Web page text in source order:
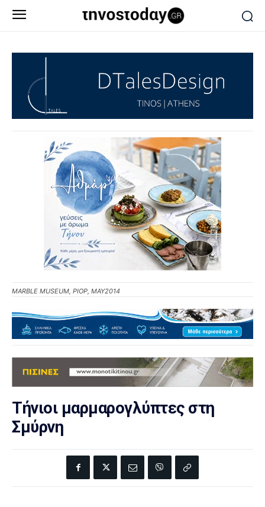
MARBLE MUSEUM, PIOP, MAY2014
Τήνιοι μαρμαρογλύπτες στη
Σμύρνη